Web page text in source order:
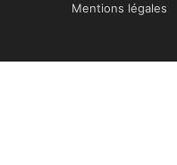
Mentions légales